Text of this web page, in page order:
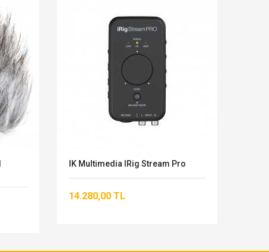
IK Multimedia IRig Stream Pro
14.280,00 TL